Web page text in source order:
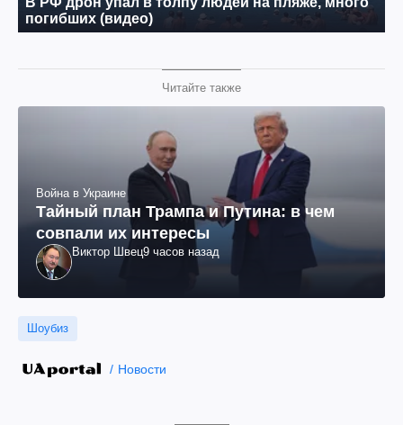
Читайте также
Война в Украине
Тайный план Трампа и Путина: в чем
совпали их интересы
Виктор Швец9 часов назад
Шоубиз
Новости